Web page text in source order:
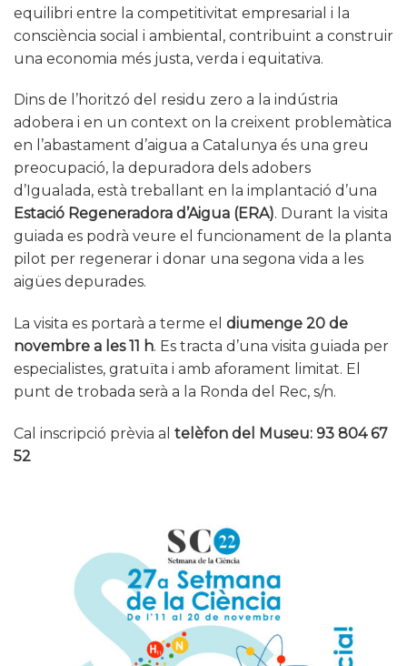
equilibri entre la competitivitat empresarial i la
consciència social i ambiental, contribuint a construir
una economia més justa, verda i equitativa.
Dins de l’horitzó del residu zero a la indústria
adobera i en un context on la creixent problemàtica
en l’abastament d’aigua a Catalunya és una greu
preocupació, la depuradora dels adobers
d’Igualada, està treballant en la implantació d’una
Estació Regeneradora d’Aigua (ERA). Durant la visita
guiada es podrà veure el funcionament de la planta
pilot per regenerar i donar una segona vida a les
aigües depurades.
La visita es portarà a terme el diumenge 20 de
novembre a les 11 h. Es tracta d’una visita guiada per
especialistes, gratuïta i amb aforament limitat. El
punt de trobada serà a la Ronda del Rec, s/n.
Cal inscripció prèvia al telèfon del Museu: 93 804 67
52